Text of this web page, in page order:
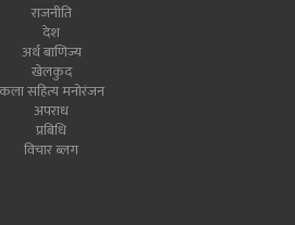
राजनीति
देश
अर्थ बाणिज्य
खेलकुद
कला सहित्य मनोरंजन
अपराध
प्रबिधि
विचार ब्लग